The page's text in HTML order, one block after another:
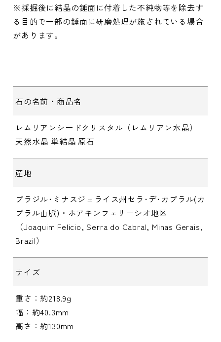
※採掘後に結晶の錘面に付着した不純物等を除去す
る目的で一部の錘面に研磨処理が施されている場合
があります。
石の名前・商品名
レムリアンシードクリスタル（レムリアン水晶）
天然水晶 単結晶 原石
産地
ブラジル･ミナスジェライス州セラ･デ･カブラル(カ
ブラル山脈)・ホアキンフェリーシオ地区
（Joaquim Felicio, Serra do Cabral, Minas Gerais,
Brazil）
サイズ
重さ：約218.9g
幅：約40.3mm
高さ：約130mm